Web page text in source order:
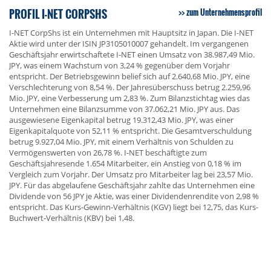
PROFIL I-NET CORPSHS zum Unternehmensprofil
I-NET CorpShs ist ein Unternehmen mit Hauptsitz in Japan. Die I-NET
Aktie wird unter der ISIN JP3105010007 gehandelt. Im vergangenen
Geschäftsjahr erwirtschaftete I-NET einen Umsatz von 38.987,49 Mio.
JPY, was einem Wachstum von 3,24 % gegenüber dem Vorjahr
entspricht. Der Betriebsgewinn belief sich auf 2.640,68 Mio. JPY, eine
Verschlechterung von 8,54 %. Der Jahresüberschuss betrug 2.259,96
Mio. JPY, eine Verbesserung um 2,83 %. Zum Bilanzstichtag wies das
Unternehmen eine Bilanzsumme von 37.062,21 Mio. JPY aus. Das
ausgewiesene Eigenkapital betrug 19.312,43 Mio. JPY, was einer
Eigenkapitalquote von 52,11 % entspricht. Die Gesamtverschuldung
betrug 9.927,04 Mio. JPY, mit einem Verhältnis von Schulden zu
Vermögenswerten von 26,78 %. I-NET beschäftigte zum
Geschäftsjahresende 1.654 Mitarbeiter, ein Anstieg von 0,18 % im
Vergleich zum Vorjahr. Der Umsatz pro Mitarbeiter lag bei 23,57 Mio.
JPY. Für das abgelaufene Geschäftsjahr zahlte das Unternehmen eine
Dividende von 56 JPY je Aktie, was einer Dividendenrendite von 2,98 %
entspricht. Das Kurs-Gewinn-Verhältnis (KGV) liegt bei 12,75, das Kurs-
Buchwert-Verhältnis (KBV) bei 1,48.